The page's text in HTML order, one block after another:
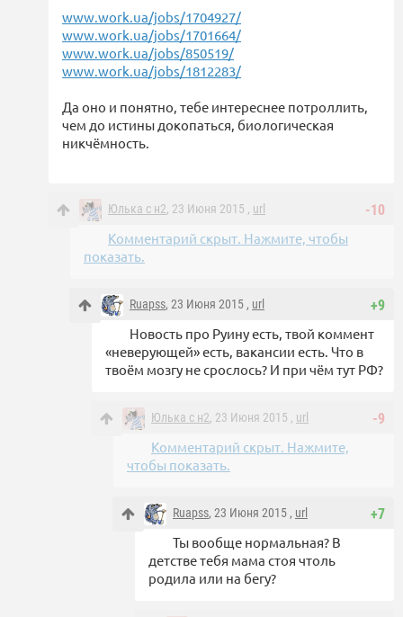
www.work.ua/jobs/1704927/
www.work.ua/jobs/1701664/
www.work.ua/jobs/850519/
www.work.ua/jobs/1812283/
Да оно и понятно, тебе интереснее потроллить,
чем до истины докопаться, биологическая
никчёмность.
-10
Юлька с н2, 23 Июня 2015 , url
Комментарий скрыт. Нажмите, чтобы
показать.
+9
Ruapss, 23 Июня 2015 , url
Новость про Руину есть, твой коммент
«неверующей» есть, вакансии есть. Что в
твоём мозгу не срослось? И при чём тут РФ?
-9
Юлька с н2, 23 Июня 2015 , url
Комментарий скрыт. Нажмите,
чтобы показать.
+7
Ruapss, 23 Июня 2015 , url
Ты вообще нормальная? В
детстве тебя мама стоя чтоль
родила или на бегу?